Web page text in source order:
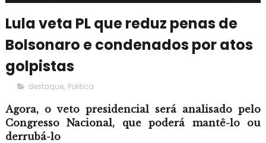
Lula veta PL que reduz penas de
Bolsonaro e condenados por atos
golpistas
destaque, Politica
Agora, o veto presidencial será analisado pelo
Congresso Nacional, que poderá mantê-lo ou
derrubá-lo